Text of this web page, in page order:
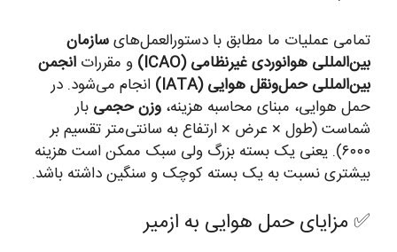
تمامی عملیات ما مطابق با دستورالعمل‌هایسازمان
بین‌المللی هوانوردی غیرنظامی (ICAO)
و مقررات انجمن
بین‌المللی حمل‌ونقل هوایی (IATA)
انجام می‌شود. در
حمل هوایی، مبنای محاسبه هزینه، وزن حجمی بار
شماست (طول × عرض × ارتفاع به سانتی‌متر تقسیم بر
۶۰۰۰). یعنی یک بسته بزرگ ولی سبک ممکن است هزینه
بیشتری نسبت به یک بسته کوچک و سنگین داشته باشد.
✅ مزایای حمل هوایی به ازمیر